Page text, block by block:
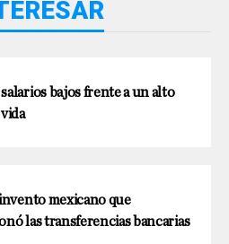
bajos frente a un alto
mexicano que
las transferencias bancarias